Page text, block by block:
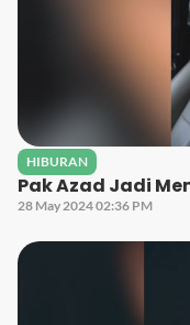
HIBURAN
Pak Azad Jadi
28 May 2024 02:36 PM